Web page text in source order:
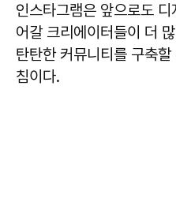
인스타그램은 앞으로도
어갈 크리에이터들이 더
탄탄한 커뮤니티를 구축
침이다.